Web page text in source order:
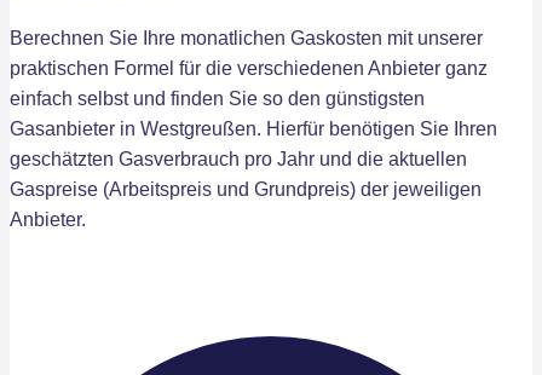
Berechnen Sie Ihre monatlichen Gaskosten mit unserer
praktischen Formel für die verschiedenen Anbieter ganz
einfach selbst und finden Sie so den günstigsten
Gasanbieter in Westgreußen. Hierfür benötigen Sie Ihren
geschätzten Gasverbrauch pro Jahr und die aktuellen
Gaspreise (Arbeitspreis und Grundpreis) der jeweiligen
Anbieter.